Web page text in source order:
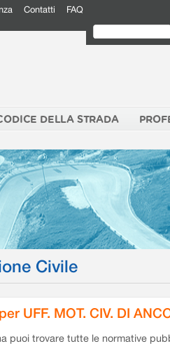
Contatti FAQ
DELLA STRADA
Civile
UFF. MOT. CIV. DI
puoi trovare tutte le normative